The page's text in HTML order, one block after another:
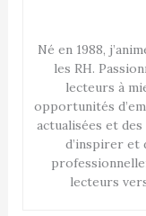
Né en 1988,
les RH.
lecteurs à
opportunités
actualisées et
d’inspirer et
lecteurs